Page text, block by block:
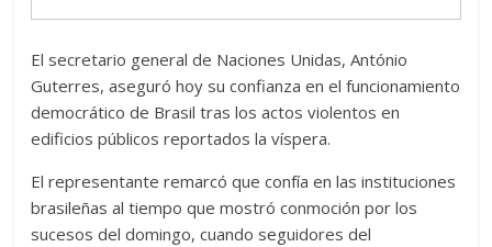
El secretario general de Naciones Unidas, António
Guterres, aseguró hoy su confianza en el funcionamiento
democrático de Brasil tras los actos violentos en
edificios públicos reportados la víspera.
El representante remarcó que confía en las instituciones
brasileñas al tiempo que mostró conmoción por los
sucesos del domingo, cuando seguidores del